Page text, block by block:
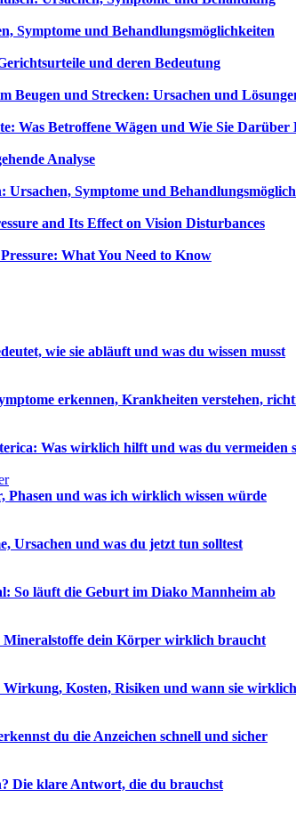
Symptome und Behandlungsmöglichkeiten
und deren Bedeutung
Beugen und Strecken: Ursachen und
Was Betroffene Wägen und Wie Sie Darüber
Analyse
Ursachen, Symptome und
and Its Effect on Vision Disturbances
What You Need to Know
wie sie abläuft und was du wissen musst
erkennen, Krankheiten verstehen,
Was wirklich hilft und was du vermeiden
Phasen und was ich wirklich wissen würde
Ursachen und was du jetzt tun solltest
So läuft die Geburt im Diako Mannheim ab
Mineralstoffe dein Körper wirklich braucht
Kosten, Risiken und wann sie
du die Anzeichen schnell und sicher
Die klare Antwort, die du brauchst